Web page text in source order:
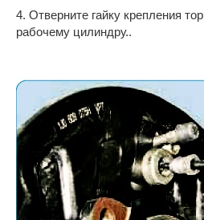
4. Отверните гайку крепления
рабочему цилиндру..